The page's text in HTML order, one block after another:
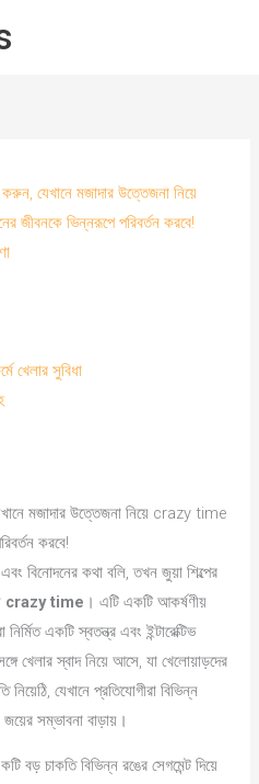
যেখানে মজাদার উত্তেজনা নিয়ে
জীবনকে ভিন্নরূপে পরিবর্তন করবে!
খেলার সুবিধা
মজাদার উত্তেজনা নিয়ে crazy time
করবে!
বিনোদনের কথা বলি, তখন জুয়া শিল্পের
crazy time । এটি একটি আকর্ষণীয়
একটি স্বতন্ত্র এবং ইন্টারেক্টিভ
খেলার স্বাদ নিয়ে আসে, যা খেলোয়াড়দের
যেখানে প্রতিযোগীরা বিভিন্ন
জয়ের সম্ভাবনা বাড়ায়।
বড় চাকতি বিভিন্ন রঙের সেগমেন্ট দিয়ে